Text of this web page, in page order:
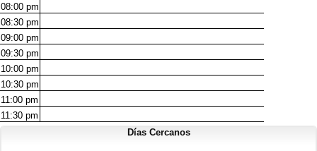
08:00 pm
08:30 pm
09:00 pm
09:30 pm
10:00 pm
10:30 pm
11:00 pm
11:30 pm
Días Cercanos